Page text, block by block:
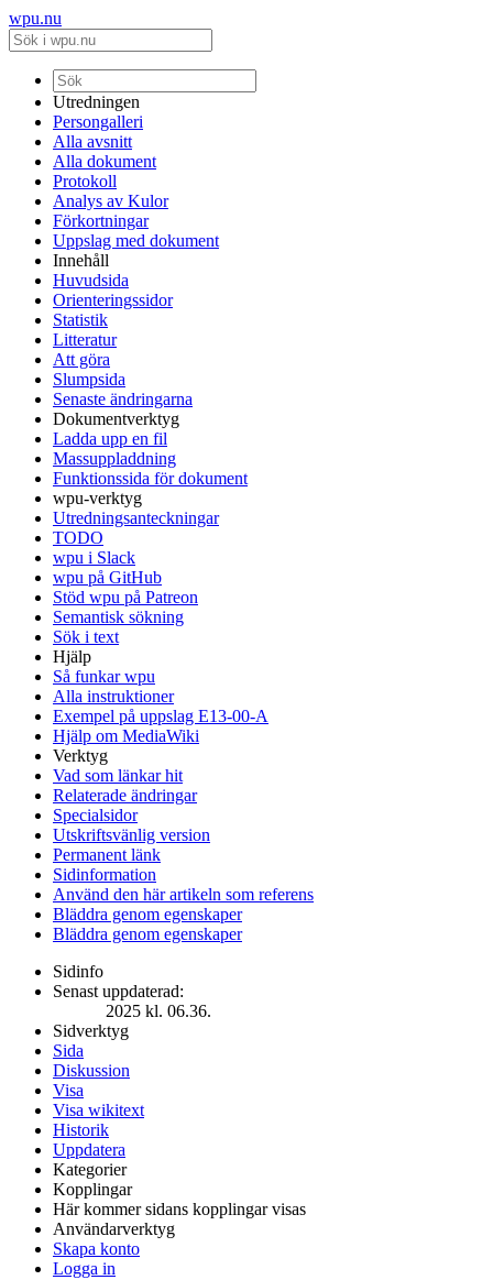
wpu.nu
Utredningen
Persongalleri
Alla avsnitt
Alla dokument
Protokoll
Analys av Kulor
Förkortningar
Uppslag med dokument
Innehåll
Huvudsida
Orienteringssidor
Statistik
Litteratur
Att göra
Slumpsida
Senaste ändringarna
Dokumentverktyg
Ladda upp en fil
Massuppladdning
Funktionssida för dokument
wpu-verktyg
Utredningsanteckningar
TODO
wpu i Slack
wpu på GitHub
Stöd wpu på Patreon
Semantisk sökning
Sök i text
Hjälp
Så funkar wpu
Alla instruktioner
Exempel på uppslag E13-00-A
Hjälp om MediaWiki
Verktyg
Vad som länkar hit
Relaterade ändringar
Specialsidor
Utskriftsvänlig version
Permanent länk
Sidinformation
Använd den här artikeln som referens
Bläddra genom egenskaper
Bläddra genom egenskaper
Sidinfo
Senast uppdaterad:
2025 kl. 06.36.
Sidverktyg
Sida
Diskussion
Visa
Visa wikitext
Historik
Uppdatera
Kategorier
Kopplingar
Här kommer sidans kopplingar visas
Användarverktyg
Skapa konto
Logga in